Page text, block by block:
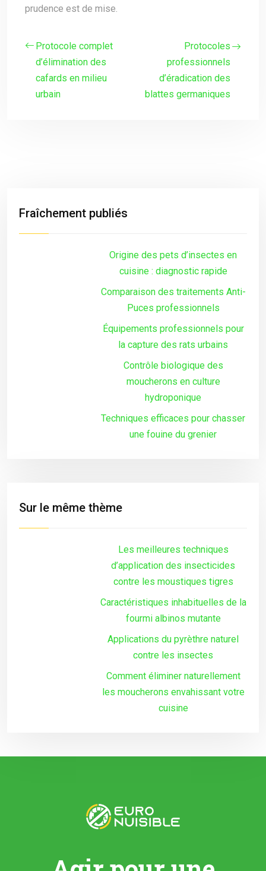
prudence est de mise.
Protocole complet
d’élimination des
cafards en milieu
urbain
Protocoles
professionnels
d’éradication des
blattes germaniques
Fraîchement publiés
Origine des pets d’insectes en
cuisine : diagnostic rapide
Comparaison des traitements Anti-
Puces professionnels
Équipements professionnels pour
la capture des rats urbains
Contrôle biologique des
moucherons en culture
hydroponique
Techniques efficaces pour chasser
une fouine du grenier
Sur le même thème
Les meilleures techniques
d’application des insecticides
contre les moustiques tigres
Caractéristiques inhabituelles de la
fourmi albinos mutante
Applications du pyrèthre naturel
contre les insectes
Comment éliminer naturellement
les moucherons envahissant votre
cuisine